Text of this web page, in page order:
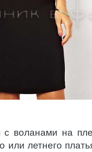
с воланами на
или летнего